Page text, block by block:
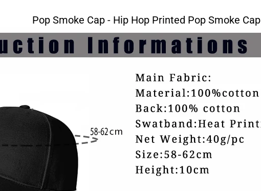
Pop Smoke Cap - Hip Hop Printed Pop Smoke Cap